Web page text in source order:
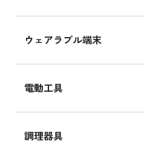
ウェアラブル端末
電動工具
調理器具